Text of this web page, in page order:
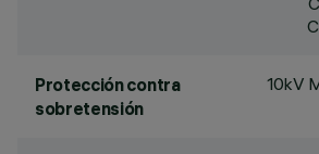
Protección contra
sobretensión
10kV